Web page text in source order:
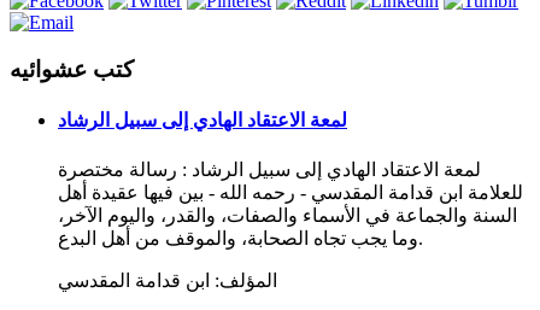
كتب عشوائيه
لمعة الاعتقاد الهادي إلى سبيل الرشاد
لمعة الاعتقاد الهادي إلى سبيل الرشاد : رسالة مختصرة
للعلامة ابن قدامة المقدسي - رحمه الله - بين فيها عقيدة أهل
السنة والجماعة في الأسماء والصفات، والقدر، واليوم الآخر،
وما يجب تجاه الصحابة، والموقف من أهل البدع.
المؤلف: ابن قدامة المقدسي